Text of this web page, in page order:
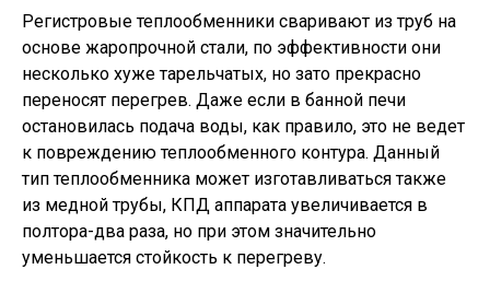
Регистровые теплообменники сваривают из труб на
основе жаропрочной стали, по эффективности они
несколько хуже тарельчатых, но зато прекрасно
переносят перегрев. Даже если в банной печи
остановилась подача воды, как правило, это не ведет
к повреждению теплообменного контура. Данный
тип теплообменника может изготавливаться также
из медной трубы, КПД аппарата увеличивается в
полтора-два раза, но при этом значительно
уменьшается стойкость к перегреву.